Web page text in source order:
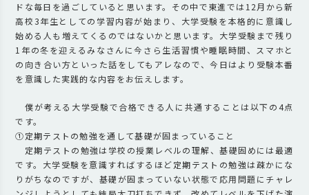
ドな毎日を過ごしていると思います。その中で東進では12月から新
高校3年生としての学習内容が始まり、大学受験を本格的に意識し
始める人も増えてくるのではないかと思います。大学受験まで残り
1年の冬を迎えるみなさんに今さら生活習慣や睡眠時間、スマホと
の向き合い方といった話をしてもアレなので、今日はより受験本番
を意識した実践的な内容をお伝えします。
僕が考える大学受験で合格できる人に共通することは以下の4点
です。
①定期テストの勉強を通して基礎が固まっていること
定期テストの勉強は学校の授業レベルの理解、基礎固めには最適
です。大学受験を意識すればするほど定期テストの勉強は疎かにな
りがちなのですが、基礎が固まっていない状態で応用問題にチャレ